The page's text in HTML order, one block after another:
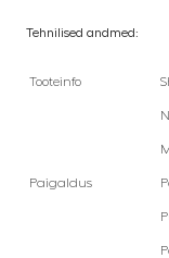
Tehnilised andmed:
Tooteinfo
Paigaldus